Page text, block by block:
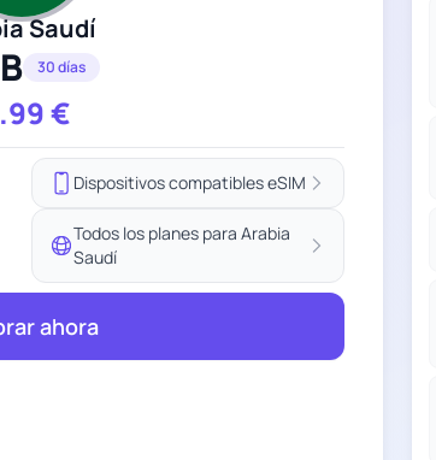
Saudí
30 días
€
Dispositivos compatibles eSIM
Todos los planes para Arabia
Saudí
ahora